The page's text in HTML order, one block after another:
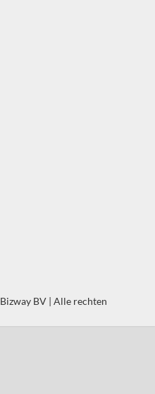
Bizway BV | Alle rechten